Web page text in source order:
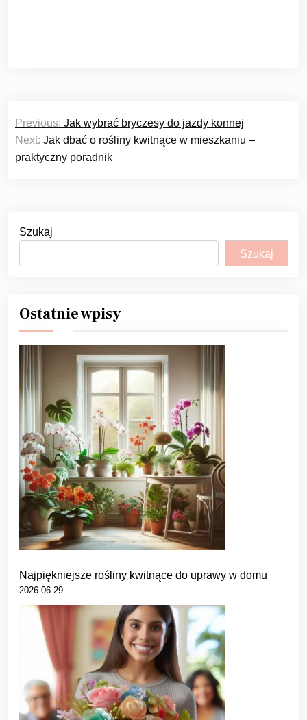
Nawigacja
wpisu
Previous: Jak wybrać bryczesy do jazdy konnej
Next: Jak dbać o rośliny kwitnące w mieszkaniu –
praktyczny poradnik
Szukaj
Szukaj
Ostatnie wpisy
Najpiękniejsze rośliny kwitnące do uprawy w domu
2026-06-29